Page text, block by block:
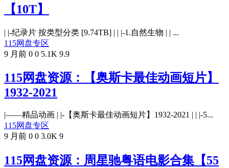
【10T】
| |-纪录片 按类型分类 [9.74TB] | | |-1.自然生物 | | ...
115网盘专区
9 月前 0 0 5.1K 9.9
115网盘资源：【奥斯卡最佳动画短片】
1932-2021
|——精品动画 | |-【奥斯卡最佳动画短片】1932-2021 | | |-5...
115网盘专区
9 月前 0 0 3.0K 9
115网盘资源：周星驰粤语电影合集【55